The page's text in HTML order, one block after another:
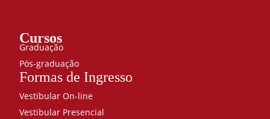
Cursos
Graduação
Pós-graduação
Formas de Ingresso
Vestibular On-line
Vestibular Presencial